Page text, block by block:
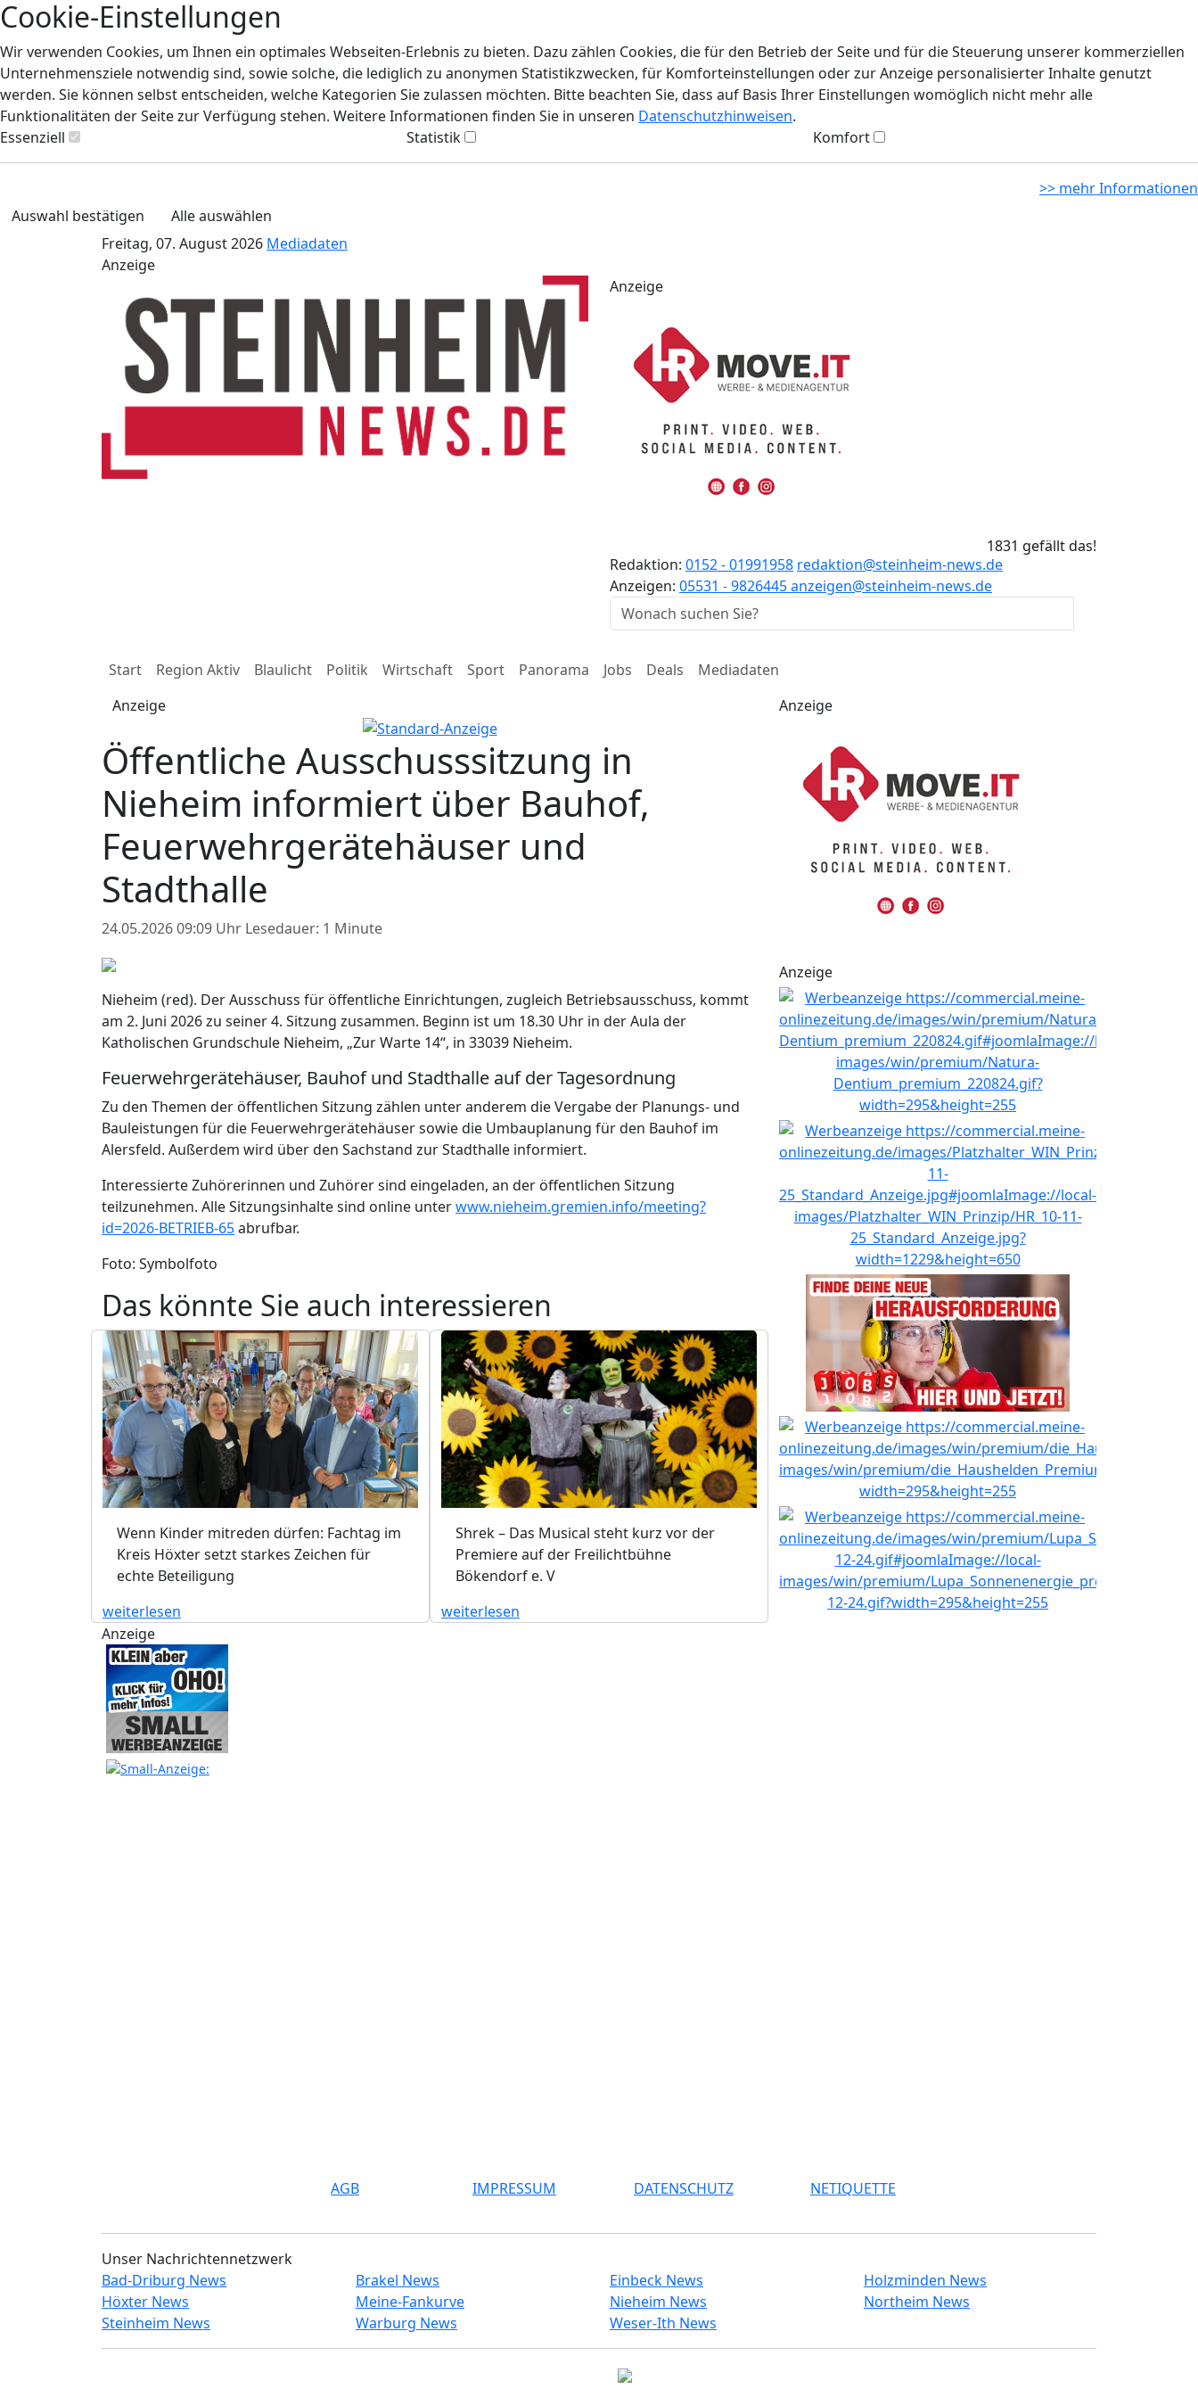
Cookie-Einstellungen
Wir verwenden Cookies, um Ihnen ein optimales Webseiten-Erlebnis zu bieten. Dazu zählen Cookies, die für den Betrieb der Seite und für die Steuerung unserer kommerziellen
Unternehmensziele notwendig sind, sowie solche, die lediglich zu anonymen Statistikzwecken, für Komforteinstellungen oder zur Anzeige personalisierter Inhalte genutzt
werden. Sie können selbst entscheiden, welche Kategorien Sie zulassen möchten. Bitte beachten Sie, dass auf Basis Ihrer Einstellungen womöglich nicht mehr alle
Funktionalitäten der Seite zur Verfügung stehen. Weitere Informationen finden Sie in unseren Datenschutzhinweisen.
Essenziell
Statistik Komfort
>> mehr Informationen
Auswahl bestätigen
Alle auswählen
Freitag, 07. August 2026 Mediadaten
Anzeige
Anzeige
1831 gefällt das!
Redaktion: 0152 - 01991958 redaktion@steinheim-news.de
Anzeigen: 05531 - 9826445anzeigen@steinheim-news.de
Start Region Aktiv Blaulicht Politik Wirtschaft Sport Panorama Jobs Deals
Mediadaten
Anzeige
Öffentliche Ausschusssitzung in
Nieheim informiert über Bauhof,
Feuerwehrgerätehäuser und
Stadthalle
24.05.2026 09:09 Uhr Lesedauer: 1 Minute
Nieheim (red). Der Ausschuss für öffentliche Einrichtungen, zugleich Betriebsausschuss, kommt
am 2. Juni 2026 zu seiner 4. Sitzung zusammen. Beginn ist um 18.30 Uhr in der Aula der
Katholischen Grundschule Nieheim, „Zur Warte 14“, in 33039 Nieheim.
Feuerwehrgerätehäuser, Bauhof und Stadthalle auf der Tagesordnung
Zu den Themen der öffentlichen Sitzung zählen unter anderem die Vergabe der Planungs- und
Bauleistungen für die Feuerwehrgerätehäuser sowie die Umbauplanung für den Bauhof im
Alersfeld. Außerdem wird über den Sachstand zur Stadthalle informiert.
Interessierte Zuhörerinnen und Zuhörer sind eingeladen, an der öffentlichen Sitzung
teilzunehmen. Alle Sitzungsinhalte sind online unterwww.nieheim.gremien.info/meeting?
id=2026-BETRIEB-65abrufbar.
Foto: Symbolfoto
Das könnte Sie auch interessieren
Wenn Kinder mitreden dürfen: Fachtag im
Kreis Höxter setzt starkes Zeichen für
echte Beteiligung
weiterlesen
Shrek – Das Musical steht kurz vor der
Premiere auf der Freilichtbühne
Bökendorf e. V
weiterlesen
Anzeige
Anzeige
Anzeige
AGB IMPRESSUM DATENSCHUTZ NETIQUETTE
Unser Nachrichtennetzwerk
Bad-Driburg News
Brakel News Einbeck News
Holzminden News
Höxter News
Meine-Fankurve Nieheim News
Northeim News
Steinheim News
Warburg News Weser-Ith News